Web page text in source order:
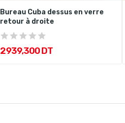
Bureau Cuba dessus en verre
retour à droite
2 939,300 DT